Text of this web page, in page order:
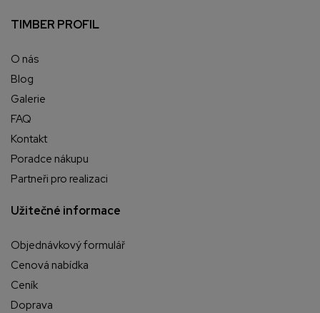
TIMBER PROFIL
O nás
Blog
Galerie
FAQ
Kontakt
Poradce nákupu
Partneři pro realizaci
Užitečné informace
Objednávkový formulář
Cenová nabídka
Ceník
Doprava